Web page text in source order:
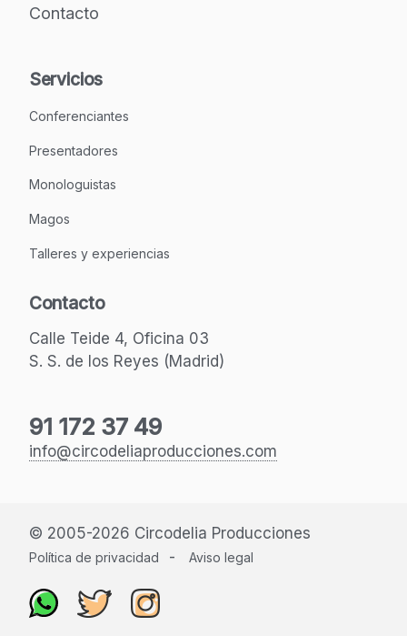
Contacto
Servicios
Conferenciantes
Presentadores
Monologuistas
Magos
Talleres y experiencias
Contacto
Calle Teide 4, Oficina 03
S. S. de los Reyes (Madrid)
91 172 37 49
info@circodeliaproducciones.com
© 2005-2026 Circodelia Producciones
Política de privacidad - Aviso legal